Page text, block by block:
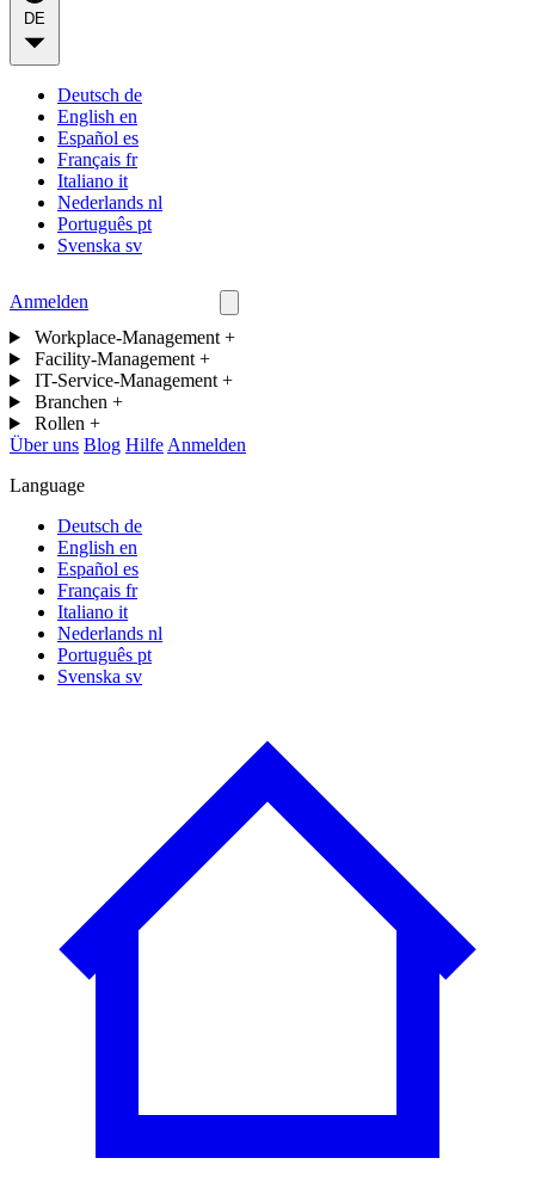
Deutsch de
English en
Español es
Français fr
Italiano it
Nederlands nl
Português pt
Svenska sv
Anmelden
Workplace-Management +
Facility-Management +
IT-Service-Management +
Branchen +
Rollen +
Über uns Blog Hilfe Anmelden
Language
Deutsch de
English en
Español es
Français fr
Italiano it
Nederlands nl
Português pt
Svenska sv